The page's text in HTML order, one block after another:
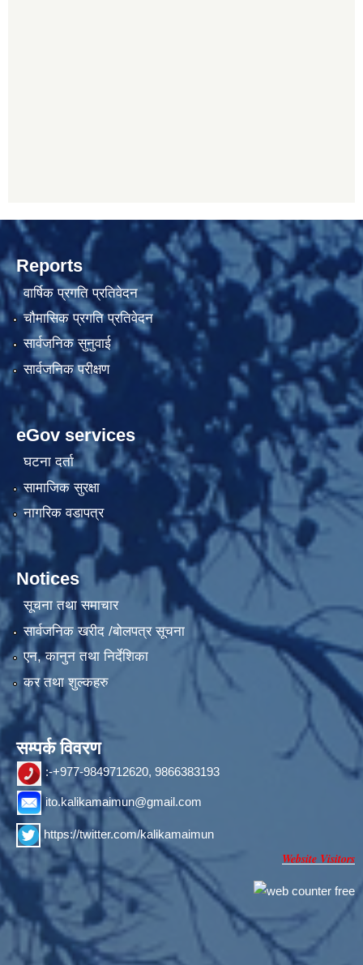
Reports
वार्षिक प्रगति प्रतिवेदन
चौमासिक प्रगति प्रतिवेदन
सार्वजनिक सुनुवाई
सार्वजनिक परीक्षण
eGov services
घटना दर्ता
सामाजिक सुरक्षा
नागरिक वडापत्र
Notices
सूचना तथा समाचार
सार्वजनिक खरीद /बोलपत्र सूचना
एन, कानुन तथा निर्देशिका
कर तथा शुल्कहरु
सम्पर्क विवरण
:-+977-9849712620, 9866383193
ito.kalikamaimun@gmail.com
https://twitter.com/kalikamaimun
Website Visitors